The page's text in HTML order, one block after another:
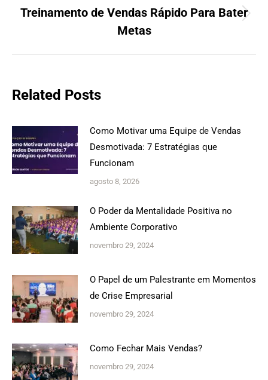
Próximo
post:
Treinamento de Vendas Rápido Para Bater
Metas
Related Posts
Como Motivar uma Equipe de Vendas
Desmotivada: 7 Estratégias que
Funcionam
agosto 8, 2026
O Poder da Mentalidade Positiva no
Ambiente Corporativo
novembro 29, 2024
O Papel de um Palestrante em Momentos
de Crise Empresarial
novembro 29, 2024
Como Fechar Mais Vendas?
novembro 29, 2024